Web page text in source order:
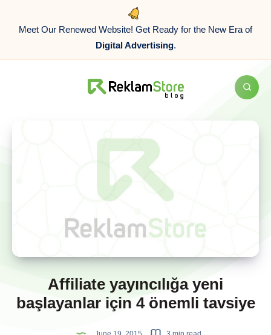
Meet Our Renewed Website! Get Ready for the New Era of
Digital Advertising.
Affiliate yayıncılığa yeni
başlayanlar için 4 önemli tavsiye